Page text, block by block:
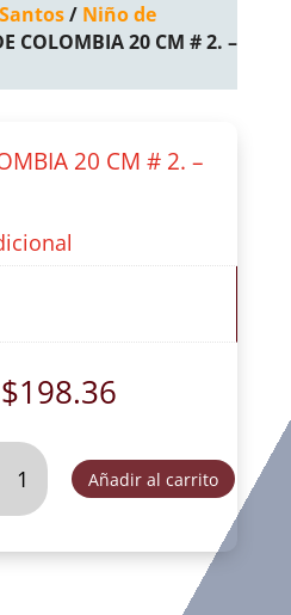
Santos/ Niño de
COLOMBIA 20 CM # 2. –
20 CM # 2. –
$198.36
Añadir al carrito